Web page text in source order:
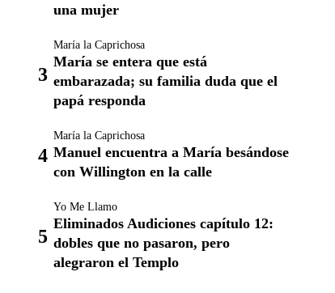
una mujer
María la Caprichosa
María se entera que está
embarazada; su familia duda que el
papá responda
María la Caprichosa
Manuel encuentra a María besándose
con Willington en la calle
Yo Me Llamo
Eliminados Audiciones capítulo 12:
dobles que no pasaron, pero
alegraron el Templo